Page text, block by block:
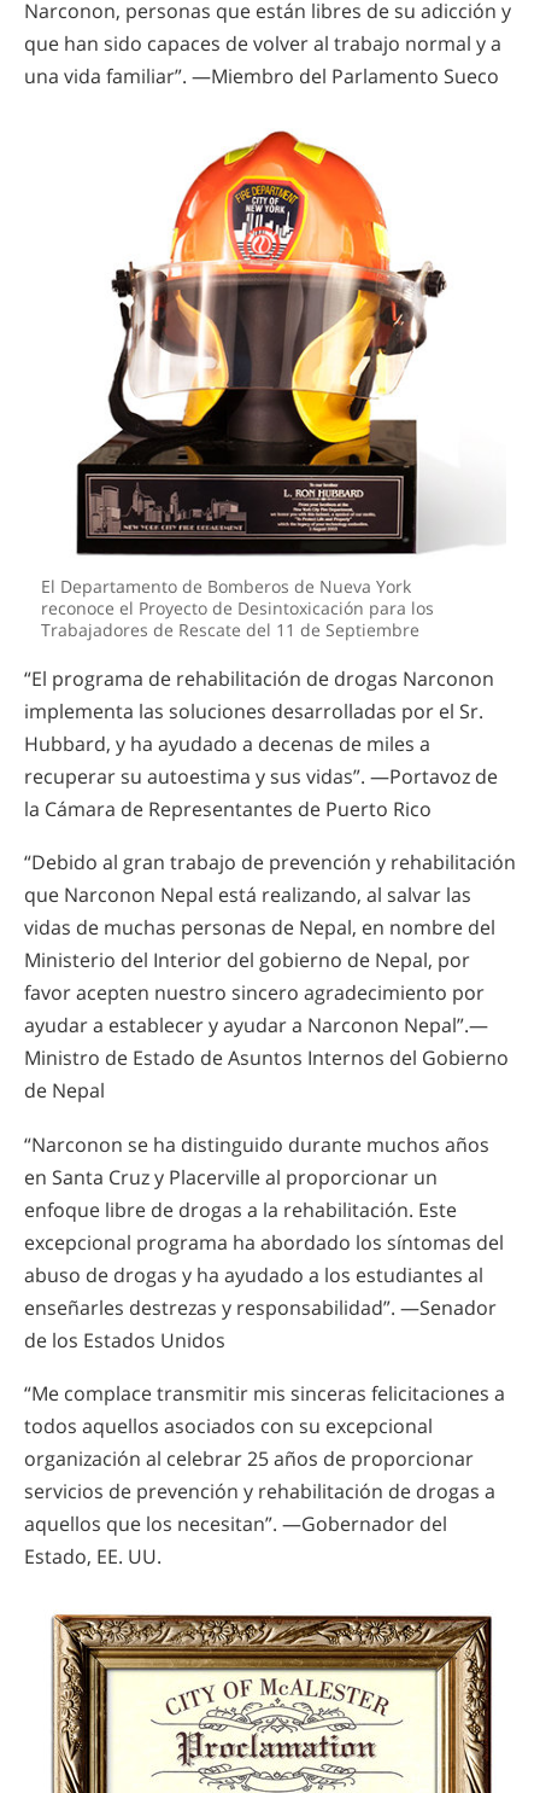
Narconon, personas que están libres de su adicción y
que han sido capaces de volver al trabajo normal y a
una vida familiar”. —Miembro del Parlamento Sueco
El Departamento de Bomberos de Nueva York
reconoce el Proyecto de Desintoxicación para los
Trabajadores de Rescate del 11 de Septiembre
“El programa de rehabilitación de drogas Narconon
implementa las soluciones desarrolladas por el Sr.
Hubbard, y ha ayudado a decenas de miles a
recuperar su autoestima y sus vidas”. —Portavoz de
la Cámara de Representantes de Puerto Rico
“Debido al gran trabajo de prevención y rehabilitación
que Narconon Nepal está realizando, al salvar las
vidas de muchas personas de Nepal, en nombre del
Ministerio del Interior del gobierno de Nepal, por
favor acepten nuestro sincero agradecimiento por
ayudar a establecer y ayudar a Narconon Nepal”.—
Ministro de Estado de Asuntos Internos del Gobierno
de Nepal
“Narconon se ha distinguido durante muchos años
en Santa Cruz y Placerville al proporcionar un
enfoque libre de drogas a la rehabilitación. Este
excepcional programa ha abordado los síntomas del
abuso de drogas y ha ayudado a los estudiantes al
enseñarles destrezas y responsabilidad”. —Senador
de los Estados Unidos
“Me complace transmitir mis sinceras felicitaciones a
todos aquellos asociados con su excepcional
organización al celebrar 25 años de proporcionar
servicios de prevención y rehabilitación de drogas a
aquellos que los necesitan”. —Gobernador del
Estado, EE. UU.